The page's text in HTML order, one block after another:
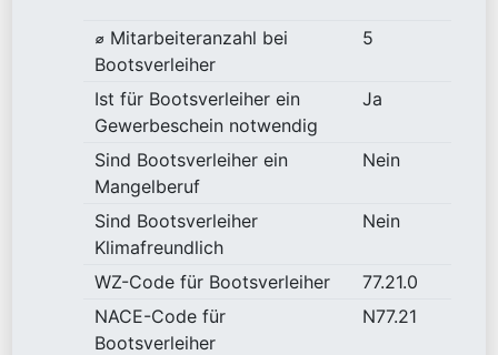
⌀ Mitarbeiteranzahl bei
Bootsverleiher
5
Ist für Bootsverleiher ein
Gewerbeschein notwendig
Ja
Sind Bootsverleiher ein
Mangelberuf
Nein
Sind Bootsverleiher
Klimafreundlich
Nein
WZ-Code für Bootsverleiher
77.21.0
NACE-Code für
Bootsverleiher
N77.21